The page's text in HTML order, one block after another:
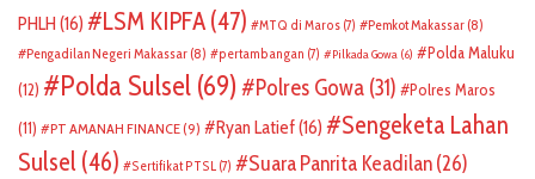
PHLH (16) LSM KIPFA (47) MTQ di Maros (7) Pemkot Makassar (8)
Pengadilan Negeri Makassar (8) pertambangan (7) Pilkada Gowa (6)
Polda Maluku
(12)
Polda Sulsel (69) Polres Gowa (31)
Polres Maros
(11)
PT AMANAH FINANCE(9) Ryan Latief(16)
Sengeketa Lahan
Sulsel (46) Sertifikat PTSL (7) Suara Panrita Keadilan(26)